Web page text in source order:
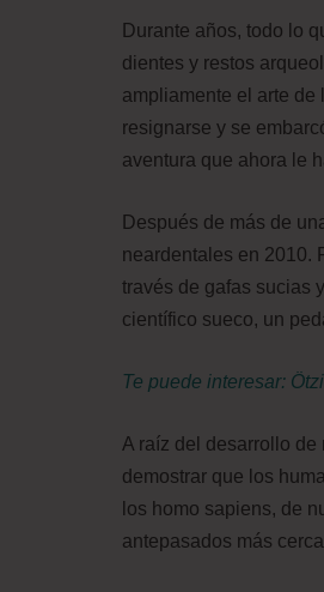
Durante años, todo lo
dientes y restos
ampliamente el arte
resignarse y se
aventura que ahora le
Después de más de
neardentales en 2010.
través de gafas sucias
científico sueco, un
Te puede interesar:
A raíz del desarrollo
demostrar que los
los homo sapiens, de
antepasados más